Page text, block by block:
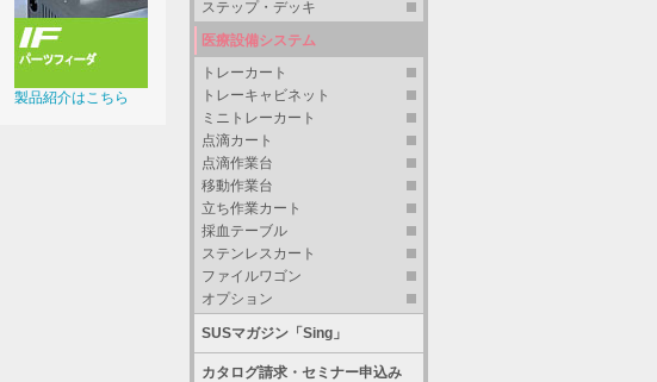
製品紹介はこちら
ステップ・デッキ
医療設備システム
トレーカート
トレーキャビネット
ミニトレーカート
点滴カート
点滴作業台
移動作業台
立ち作業カート
採血テーブル
ステンレスカート
ファイルワゴン
オプション
SUSマガジン「Sing」
カタログ請求・セミナー申込み